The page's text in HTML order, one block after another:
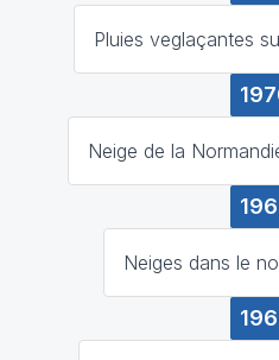
Pluies veglaçantes
Neige de la
Neiges dans le